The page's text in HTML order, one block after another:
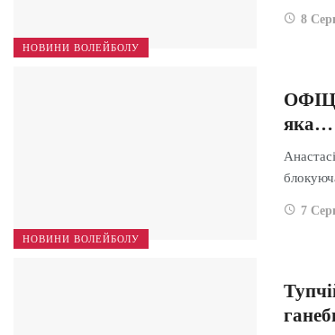
НОВИНИ ВОЛЕЙБОЛУ
8
НОВИНИ ВОЛЕЙБОЛУ
яка…
7